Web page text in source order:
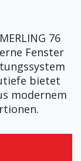
76
Fenster
bietet
modernem